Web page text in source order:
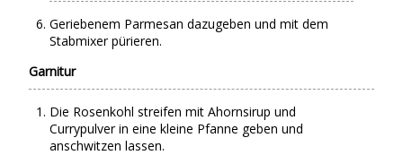
Geriebenem Parmesan dazugeben und mit dem
Stabmixer pürieren.
Garnitur
Die Rosenkohl streifen mit Ahornsirup und
Currypulver in eine kleine Pfanne geben und
anschwitzen lassen.